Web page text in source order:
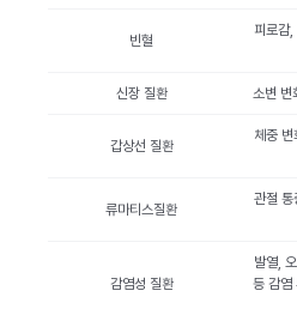
빈혈
피로감
신장 질환 소변 변
갑상선 질환
체중
류마티스질환
관절 통
감염성 질환
발열,
등 감염